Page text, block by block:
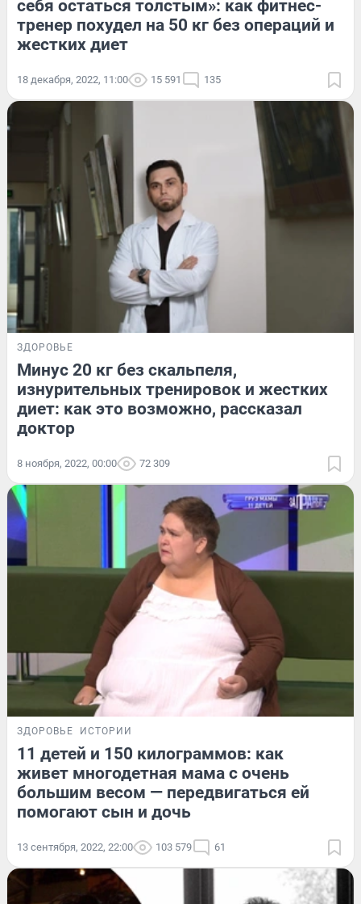
себя остаться толстым»: как фитнес-
тренер похудел на 50 кг без операций и
жестких диет
18 декабря, 2022, 11:00 15 591 135
ЗДОРОВЬЕ
Минус 20 кг без скальпеля,
изнурительных тренировок и жестких
диет: как это возможно, рассказал
доктор
8 ноября, 2022, 00:00 72 309
ЗДОРОВЬЕ ИСТОРИИ
11 детей и 150 килограммов: как
живет многодетная мама с очень
большим весом — передвигаться ей
помогают сын и дочь
13 сентября, 2022, 22:00 103 579 61